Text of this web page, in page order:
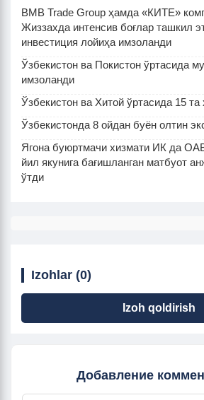
BMB Trade Group ҳамда «КИТЕ»
Жиззахда интенсив боғлар ташкил
инвестиция лойиҳа имзоланди
Ўзбекистон ва Покистон ўртасида
имзоланди
Ўзбекистон ва Хитой ўртасида 15
Ўзбекистонда 8 ойдан буён олтин
Ягона буюртмачи хизмати ИК да
йил якунига бағишланган матбуот
ўтди
Izohlar (0)
Izoh qoldirish
Добавление